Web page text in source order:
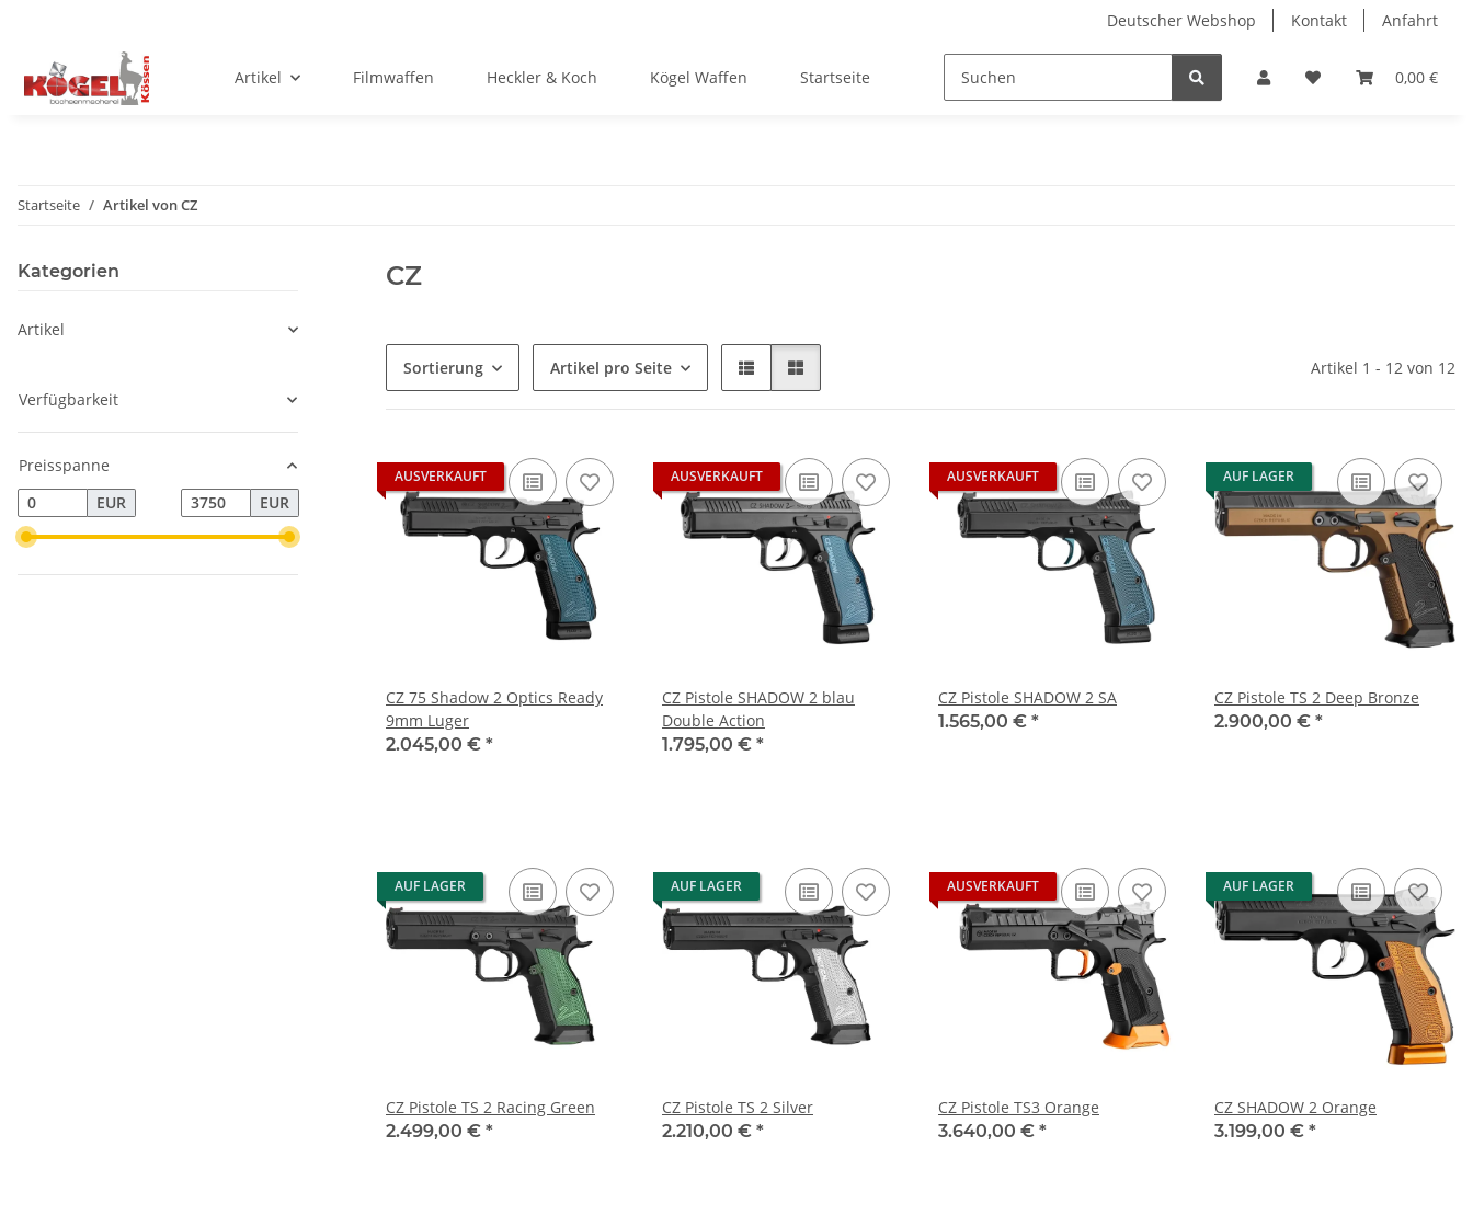
Deutscher Webshop Kontakt Anfahrt
0,00 €
Artikel Filmwaffen Heckler & Koch Kögel Waffen Startseite
Startseite Artikel von CZ
CZ
Sortierung Artikel pro Seite Artikel 1 - 12 von 12
AUSVERKAUFT
CZ 75 Shadow 2 Optics Ready
9mm Luger
2.045,00 € *
AUSVERKAUFT
CZ Pistole SHADOW 2 blau
Double Action
1.795,00 € *
AUSVERKAUFT
CZ Pistole SHADOW 2 SA
1.565,00 € *
AUF LAGER
CZ Pistole TS 2 Deep Bronze
2.900,00 € *
AUF LAGER
CZ Pistole TS 2 Racing Green
2.499,00 € *
AUF LAGER
CZ Pistole TS 2 Silver
2.210,00 € *
AUSVERKAUFT
CZ Pistole TS3 Orange
3.640,00 € *
AUF LAGER
CZ SHADOW 2 Orange
3.199,00 € *
Kategorien
Artikel
Verfügbarkeit
Preisspanne
EUR
EUR